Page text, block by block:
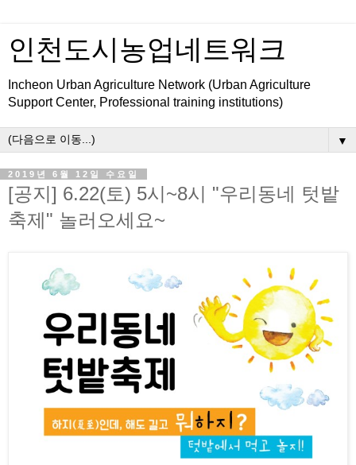
인천도시농업네트워크
Incheon Urban Agriculture Network (Urban Agriculture
Support Center, Professional training institutions)
▼
2019년 6월 12일 수요일
[공지] 6.22(토) 5시~8시 "우리동네 텃밭
축제" 놀러오세요~